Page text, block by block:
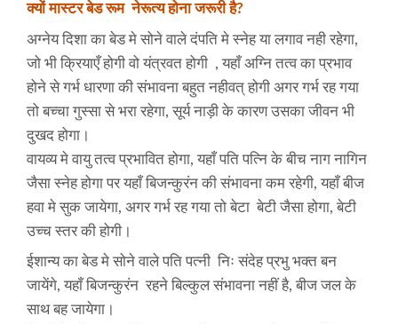
क्यों मास्टर बेड रूम नेरूत्य होना जरूरी है?
अग्नेय दिशा का बेड मे सोने वाले दंपति मे स्नेह या लगाव नही रहेगा,
जो भी क्रियाएँ होगी वो यंत्रवत होगी , यहाँ अग्नि तत्व का प्रभाव
होने से गर्भ धारणा की संभावना बहुत नहीवत् होगी अगर गर्भ रह गया
तो बच्चा गुस्सा से भरा रहेगा, सूर्य नाड़ी के कारण उसका जीवन भी
दुखद होगा।
वायव्य मे वायु तत्व प्रभावित होगा, यहाँ पति पत्नि के बीच नाग नागिन
जैसा स्नेह होगा पर यहाँ बिजन्कुरंन की संभावना कम रहेगी, यहाँ बीज
हवा मे सुक जायेगा, अगर गर्भ रह गया तो बेटा बेटी जैसा होगा, बेटी
उच्च स्तर की होगी।
ईशान्य का बेड मे सोने वाले पति पत्नी निः संदेह प्रभु भक्त बन
जायेंगे, यहाँ बिजन्कुरंन रहने बिल्कुल संभावना नहीं है, बीज जल के
साथ बह जायेगा।